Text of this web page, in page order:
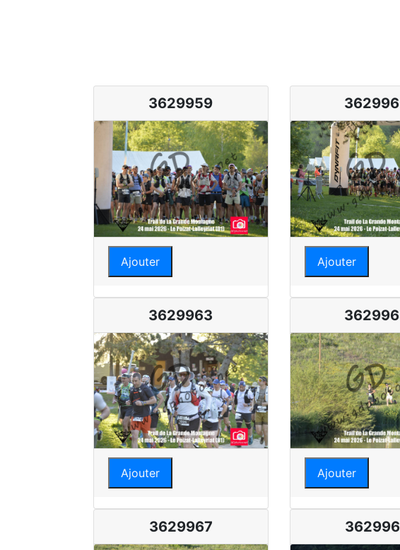
3629959
Ajouter Ajouter
3629963
Ajouter Ajouter
3629967